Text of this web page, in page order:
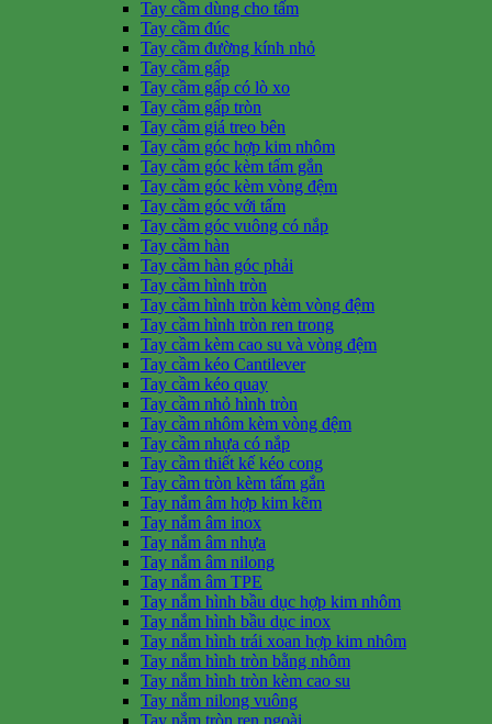
Tay cầm dùng cho tấm
Tay cầm đúc
Tay cầm đường kính nhỏ
Tay cầm gấp
Tay cầm gấp có lò xo
Tay cầm gấp tròn
Tay cầm giá treo bên
Tay cầm góc hợp kim nhôm
Tay cầm góc kèm tấm gắn
Tay cầm góc kèm vòng đệm
Tay cầm góc với tấm
Tay cầm góc vuông có nắp
Tay cầm hàn
Tay cầm hàn góc phải
Tay cầm hình tròn
Tay cầm hình tròn kèm vòng đệm
Tay cầm hình tròn ren trong
Tay cầm kèm cao su và vòng đệm
Tay cầm kéo Cantilever
Tay cầm kéo quay
Tay cầm nhỏ hình tròn
Tay cầm nhôm kèm vòng đệm
Tay cầm nhựa có nắp
Tay cầm thiết kế kéo cong
Tay cầm tròn kèm tấm gắn
Tay nắm âm hợp kim kẽm
Tay nắm âm inox
Tay nắm âm nhựa
Tay nắm âm nilong
Tay nắm âm TPE
Tay nắm hình bầu dục hợp kim nhôm
Tay nắm hình bầu dục inox
Tay nắm hình trái xoan hợp kim nhôm
Tay nắm hình tròn bằng nhôm
Tay nắm hình tròn kèm cao su
Tay nắm nilong vuông
Tay nắm tròn ren ngoài